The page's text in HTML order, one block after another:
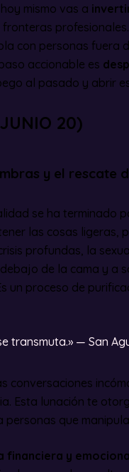
mismo vas a
con personas fuera
accionable es
al pasado y abrir
20)
y el rescate
se ha terminado
las cosas ligeras,
profundas, la
de la cama y a
un proceso de
transmuta.» — San
conversaciones
Esta lunación te
personas que
financiera y